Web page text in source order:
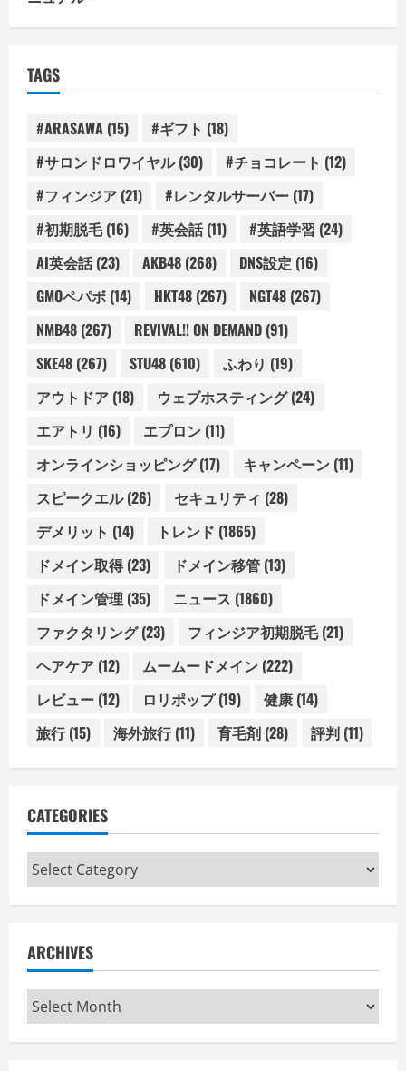
TAGS
#ARASAWA (15) #ギフト (18)
#サロンドロワイヤル(30) #チョコレート (12)
#フィンジア (21) #レンタルサーバー (17)
#初期脱毛(16) #英会話(11) #英語学習 (24)
AI英会話(23) AKB48 (268) DNS設定 (16)
GMOペパボ (14) HKT48 (267) NGT48 (267)
NMB48 (267) REVIVAL!! ON DEMAND (91)
SKE48 (267) STU48 (610) ふわり (19)
アウトドア (18) ウェブホスティング(24)
エアトリ (16) エプロン (11)
オンラインショッピング(17) キャンペーン (11)
スピークエル(26) セキュリティ (28)
デメリット (14) トレンド (1865)
ドメイン取得(23) ドメイン移管 (13)
ドメイン管理 (35) ニュース (1860)
ファクタリング(23) フィンジア初期脱毛(21)
ヘアケア (12) ムームードメイン (222)
レビュー (12) ロリポップ(19) 健康 (14)
旅行(15) 海外旅行(11) 育毛剤 (28) 評判 (11)
CATEGORIES
Categories
ARCHIVES
Archives